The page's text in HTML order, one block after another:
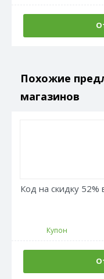
Похожие
магазинов
Код на скидку
Купон